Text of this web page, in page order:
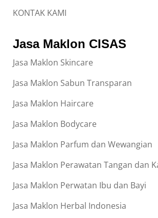
KONTAK KAMI
Jasa Maklon CISAS
Jasa Maklon Skincare
Jasa Maklon Sabun Transparan
Jasa Maklon Haircare
Jasa Maklon Bodycare
Jasa Maklon Parfum dan Wewangian
Jasa Maklon Perawatan Tangan dan
Jasa Maklon Perwatan Ibu dan Bayi
Jasa Maklon Herbal Indonesia